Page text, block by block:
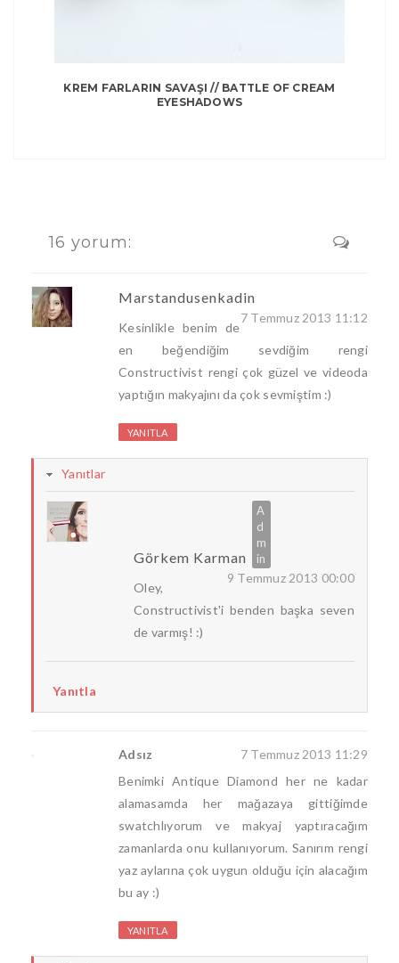
KREM FARLARIN SAVAŞI // BATTLE OF CREAM
EYESHADOWS
16 yorum:
Marstandusenkadin
7 Temmuz 2013 11:12
Kesinlikle benim de
en beğendiğim sevdiğim rengi
Constructivist rengi çok güzel ve videoda
yaptığın makyajını da çok sevmiştim :)
YANITLA
Yanıtlar
Görkem Karman
9 Temmuz 2013 00:00
Oley,
Constructivist'i benden başka seven
de varmış! :)
Yanıtla
Adsız
7 Temmuz 2013 11:29
Benimki Antique Diamond her ne kadar
alamasamda her mağazaya gittiğimde
swatchlıyorum ve makyaj yaptıracağım
zamanlarda onu kullanıyorum. Sanırım rengi
yaz aylarına çok uygun olduğu için alacağım
bu ay :)
YANITLA